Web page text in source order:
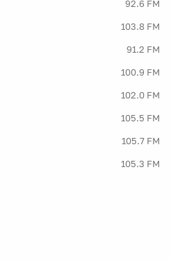
92.6 FM
103.8 FM
91.2 FM
100.9 FM
102.0 FM
105.5 FM
105.7 FM
105.3 FM